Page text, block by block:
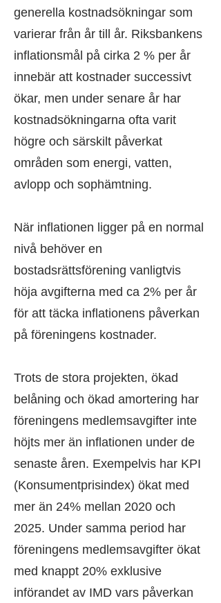
generella kostnadsökningar som
varierar från år till år. Riksbankens
inflationsmål på cirka 2 % per år
innebär att kostnader successivt
ökar, men under senare år har
kostnadsökningarna ofta varit
högre och särskilt påverkat
områden som energi, vatten,
avlopp och sophämtning.
När inflationen ligger på en normal
nivå behöver en
bostadsrättsförening vanligtvis
höja avgifterna med ca 2% per år
för att täcka inflationens påverkan
på föreningens kostnader.
Trots de stora projekten, ökad
belåning och ökad amortering har
föreningens medlemsavgifter inte
höjts mer än inflationen under de
senaste åren. Exempelvis har KPI
(Konsumentprisindex) ökat med
mer än 24% mellan 2020 och
2025. Under samma period har
föreningens medlemsavgifter ökat
med knappt 20% exklusive
införandet av IMD vars påverkan